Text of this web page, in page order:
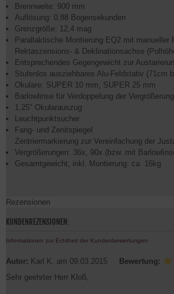
Brennweite: 900 mm
Auflösung: 0,88 Bogensekunden
Grenzgröße: 12,4 mag
Parallaktische Montierung EQ2 mit manueller
Rektaszensions- & Deklinationsachse
Entsprechendes Gegengewicht zur
Stufenlos ausziehbares Alu-Feldstativ (71cm
Okulare: SUPER 10 mm, SUPER 25 mm
Barlowlinse für Verdoppelung der Vergrößerung
1,25" Okularauszug
Leuchtpunktsucher
Fang- und Zenitspiegel
Zentriermarkierung zur Vereinfachung der
Vergrößerungen: 36x, 90x (bzw. mit
Gesamtgewicht, inkl. Montierung: ca. 16kg
Rezensionen
KUNDENREZENSIONEN:
Informationen zur Echtheit der Kundenbewertungen
Autor: Karl K. am 09.03.2015
Bewertung:
Sehr geehrter Herr Kloß,